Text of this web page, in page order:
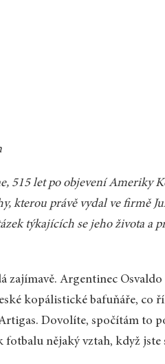
515 let po objevení Ameriky
kterou právě vydal ve firmě
týkajících se jeho života a
zajímavě. Argentinec
kopálistické bafuňáře, co
Dovolíte, spočítám to
nějaký vztah, když jste